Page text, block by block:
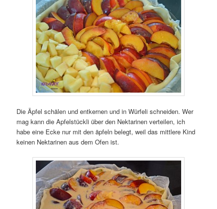
Die Äpfel schälen und entkernen und in Würfeli schneiden. Wer
mag kann die Apfelstückli über den Nektarinen verteilen, ich
habe eine Ecke nur mit den äpfeln belegt, weil das mittlere Kind
keinen Nektarinen aus dem Ofen ist.